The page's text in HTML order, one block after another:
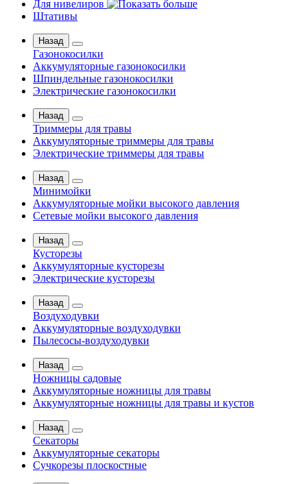
Для нивелиров
Штативы
Назад
Газонокосилки
Аккумуляторные газонокосилки
Шпиндельные газонокосилки
Электрические газонокосилки
Назад
Триммеры для травы
Аккумуляторные триммеры для травы
Электрические триммеры для травы
Назад
Минимойки
Аккумуляторные мойки высокого давления
Сетевые мойки высокого давления
Назад
Кусторезы
Аккумуляторные кусторезы
Электрические кусторезы
Назад
Воздуходувки
Аккумуляторные воздуходувки
Пылесосы-воздуходувки
Назад
Ножницы садовые
Аккумуляторные ножницы для травы
Аккумуляторные ножницы для травы и кустов
Назад
Секаторы
Аккумуляторные секаторы
Сучкорезы плоскостные